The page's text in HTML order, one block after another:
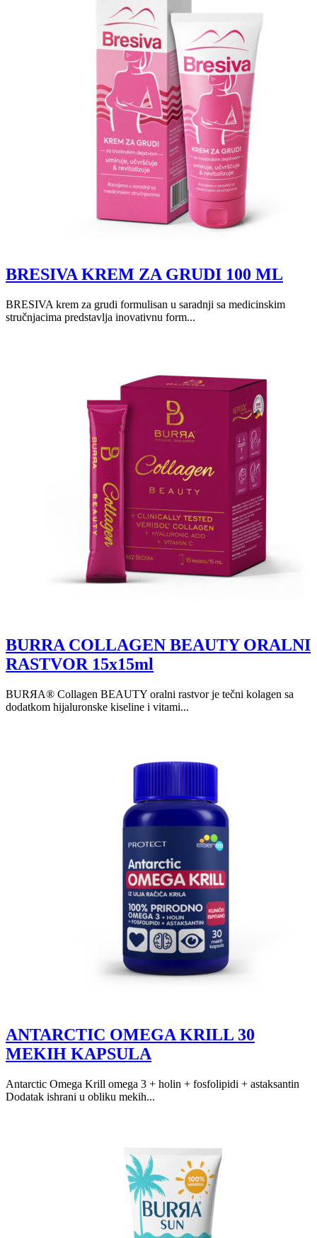
BRESIVA KREM ZA GRUDI 100 ML
BRESIVA krem za grudi formulisan u saradnji sa medicinskim
stručnjacima predstavlja inovativnu form...
BURRA COLLAGEN BEAUTY ORALNI
RASTVOR 15x15ml
BURЯA® Collagen BEAUTY oralni rastvor je tečni kolagen sa
dodatkom hijaluronske kiseline i vitami...
ANTARCTIC OMEGA KRILL 30
MEKIH KAPSULA
Antarctic Omega Krill omega 3 + holin + fosfolipidi + astaksantin
Dodatak ishrani u obliku mekih...